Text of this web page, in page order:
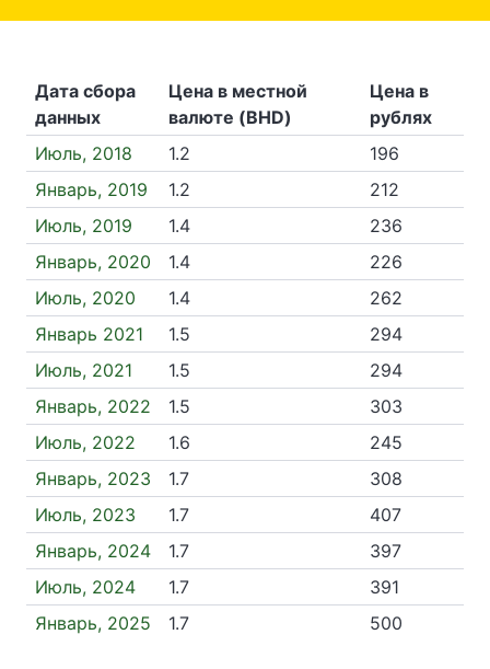
Дата сбора
данных
Цена в местной
валюте (BHD)
Цена в
рублях
Июль, 2018
1.2
196
Январь, 2019
1.2
212
Июль, 2019
1.4
236
Январь, 2020
1.4
226
Июль, 2020
1.4
262
Январь 2021
1.5
294
Июль, 2021
1.5
294
Январь, 2022
1.5
303
Июль, 2022
1.6
245
Январь, 2023
1.7
308
Июль, 2023
1.7
407
Январь, 2024
1.7
397
Июль, 2024
1.7
391
Январь, 2025
1.7 500